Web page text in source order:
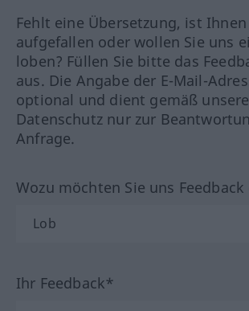
Fehlt eine Übersetzung, ist
aufgefallen oder wollen Sie uns
loben? Füllen Sie bitte das
aus. Die Angabe der E-Mail-
optional und dient gemäß
Datenschutz nur zur
Anfrage.
Wozu möchten Sie uns
Ihr Feedback*